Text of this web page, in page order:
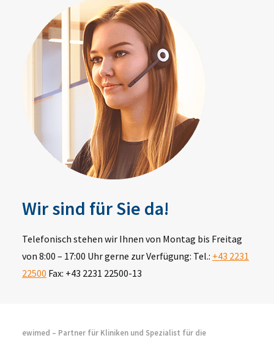
Wir sind für Sie da!
Telefonisch stehen wir Ihnen von Montag bis Freitag
von 8:00 – 17:00 Uhr gerne zur Verfügung: Tel.: +43 2231
22500 Fax: +43 2231 22500-13
ewimed – Partner für Kliniken und Spezialist für die